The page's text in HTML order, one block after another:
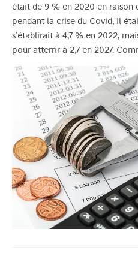
était de 9 % en 2020 en raison
pendant la crise du Covid, il
s’établirait à 4,7 % en 2022,
pour atterrir à 2,7 en 2027.